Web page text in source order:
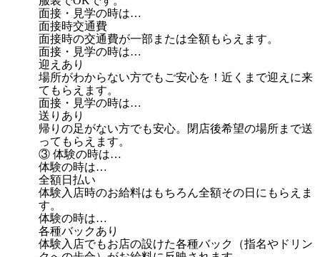
面接・見学の時は…
面接時交通費
面接時の交通費が一部または全額もらえます。
面接・見学の時は…
迎えあり
場所がわからない方でもご安心を！近くまで迎えに来
てもらえます。
面接・見学の時は…
送りあり
帰りの足がない方でも安心。閉店後希望の場所まで送
ってもらえます。
③ 体験の時は…
体験の時は…
全額日払い
体験入店時のお給料はもちろん全額その日にもらえま
す。
体験の時は…
各種バックあり
体験入店でもお店の設けた各種バック（指名やドリン